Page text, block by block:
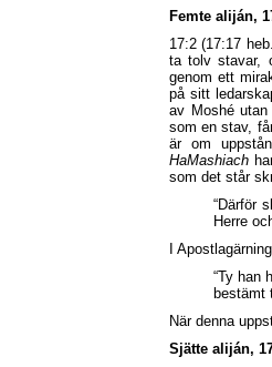
Femte aliján,
17:2 (17:17
ta tolv stavar,
genom ett
på sitt
av Moshé
som en stav,
är om
HaMashiach
som det står
“Därför
Herre
I
“Ty han
bestämt
När denna
Sjätte aliján,